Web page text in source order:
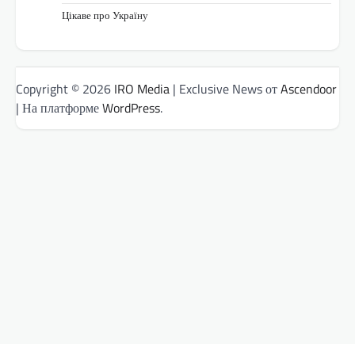
Цікаве про Україну
Copyright © 2026 IRO Media | Exclusive News отAscendoor
| На платформеWordPress.